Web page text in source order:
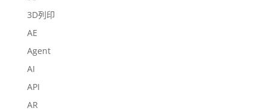
3D列印
AE
Agent
AI
API
AR